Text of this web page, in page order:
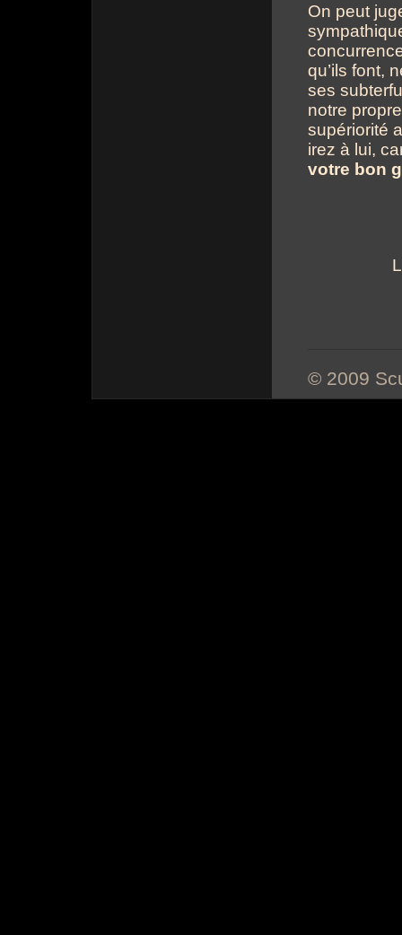
On peut
qu’ils font,
ses
notre
supériorité
irez à lui,
votre bon
© 2009